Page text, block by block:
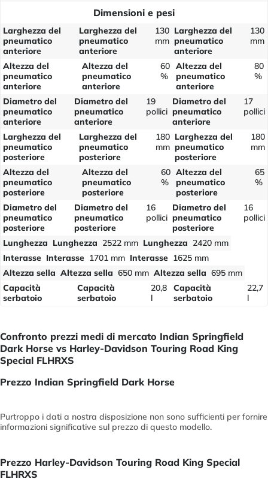
Dimensioni e pesi
Larghezza del
pneumatico
anteriore
Larghezza del
pneumatico
anteriore
130
mm
Larghezza del
pneumatico
anteriore
130
mm
Altezza del
pneumatico
anteriore
Altezza del
pneumatico
anteriore
60
%
Altezza del
pneumatico
anteriore
80
%
Diametro del
pneumatico
anteriore
Diametro del
pneumatico
anteriore
19
pollici
Diametro del
pneumatico
anteriore
17
pollici
Larghezza del
pneumatico
posteriore
Larghezza del
pneumatico
posteriore
180
mm
Larghezza del
pneumatico
posteriore
180
mm
Altezza del
pneumatico
posteriore
Altezza del
pneumatico
posteriore
60
%
Altezza del
pneumatico
posteriore
65
%
Diametro del
pneumatico
posteriore
Diametro del
pneumatico
posteriore
16
pollici
Diametro del
pneumatico
posteriore
16
pollici
Lunghezza Lunghezza 2522 mm Lunghezza 2420 mm
Interasse Interasse 1701 mm Interasse 1625 mm
Altezza sella Altezza sella 650 mm Altezza sella 695 mm
Capacità
serbatoio
Capacità
serbatoio
20,8
l
Capacità
serbatoio
22,7
l
Confronto prezzi medi di mercato Indian Springfield
Dark Horse vs Harley-Davidson Touring Road King
Special FLHRXS
Prezzo Indian Springfield Dark Horse
Purtroppo i dati a nostra disposizione non sono sufficienti per fornire
informazioni significative sul prezzo di questo modello.
Prezzo Harley-Davidson Touring Road King Special
FLHRXS